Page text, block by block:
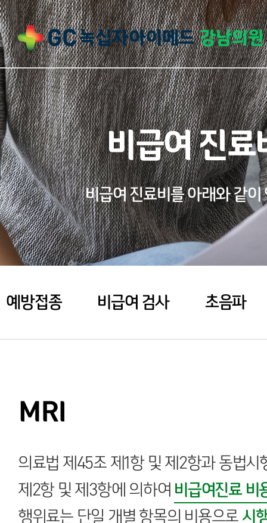
비급여 진료
비급여 진료비를 아래와 같
예방접종 비급여 검사 초음파
MRI
의료법 제45조 제1항 및 제2항과 동법
제2항 및 제3항에 의하여 비급여진료 비
행위료는 단일 개별 항목의 비용으로 시